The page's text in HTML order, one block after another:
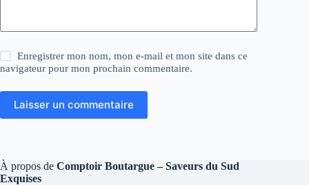
Enregistrer mon nom, mon e-mail et mon site dans ce
navigateur pour mon prochain commentaire.
Laisser un commentaire
À propos de Comptoir Boutargue – Saveurs du Sud
Exquises